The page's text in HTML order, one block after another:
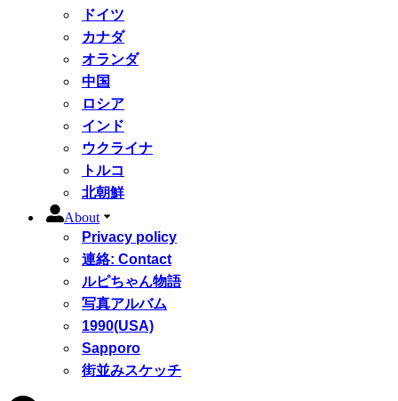
ドイツ
カナダ
オランダ
中国
ロシア
インド
ウクライナ
トルコ
北朝鮮
About
Privacy policy
連絡: Contact
ルピちゃん物語
写真アルバム
1990(USA)
Sapporo
街並みスケッチ